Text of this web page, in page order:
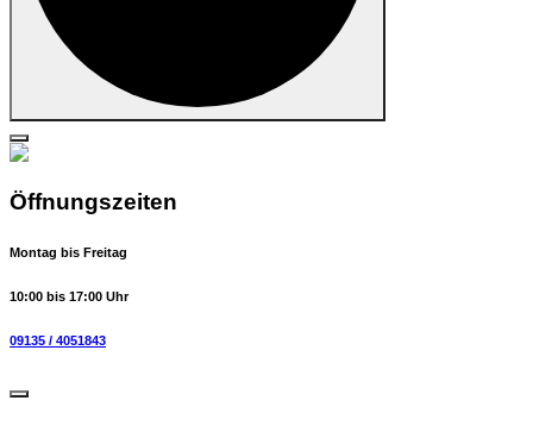
Öffnungszeiten
Montag bis Freitag
10:00 bis 17:00 Uhr
09135 / 4051843